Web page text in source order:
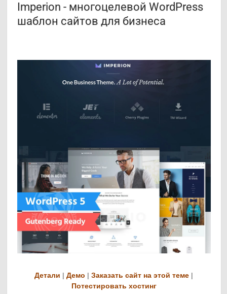
Imperion - многоцелевой WordPress
шаблон сайтов для бизнеса
Детали |Демо |Заказать сайт на этой теме |
Потестировать хостинг